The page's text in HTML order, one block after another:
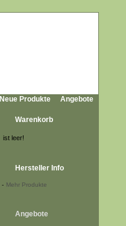
Neue Produkte Angebote
Warenkorb
ist leer!
Hersteller Info
- Mehr Produkte
Angebote